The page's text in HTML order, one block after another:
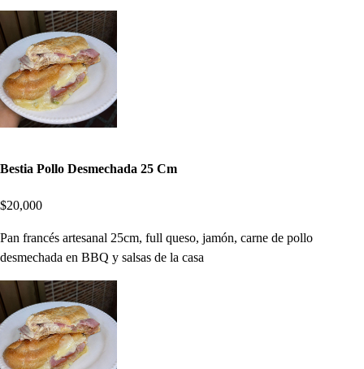
Bestia Pollo Desmechada 25 Cm
$20,000
Pan francés artesanal 25cm, full queso, jamón, carne de pollo
desmechada en BBQ y salsas de la casa